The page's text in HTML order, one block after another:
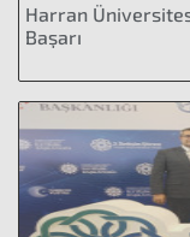
Harran
Başarı